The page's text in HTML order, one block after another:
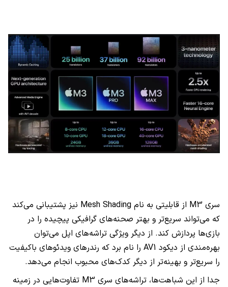
سری M3 از قابلیتی به نام Mesh Shading نیز پشتیبانی می‌کند
که می‌تواند سریع‌تر و بهتر صحنه‌های گرافیکی پیچیده را در
بازی‌ها پردازش کند. از دیگر ویژگی تراشه‌های اپل می‌توان
بهره‌مندی از دیکود AV1 را نام برد که رندرهای ویدئوهای باکیفیت
را سریع‌تر و بهینه‌تر از دیگر کدک‌های محبوب انجام می‌دهد.
جدا از این شباهت‌ها، تراشه‌های سری M3 تفاوت‌هایی در زمینه